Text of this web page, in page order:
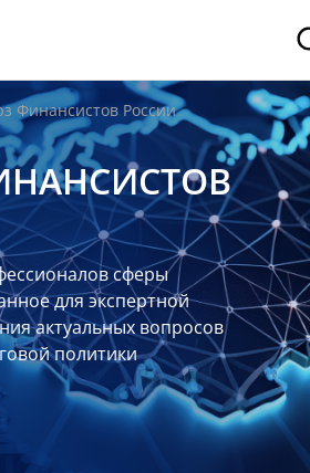
Финансистов России
сферы
для экспертной
актуальных вопросов
политики